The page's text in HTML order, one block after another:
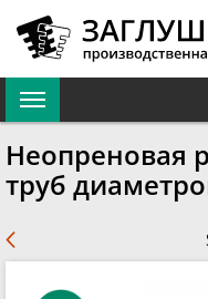
Неопреновая
труб